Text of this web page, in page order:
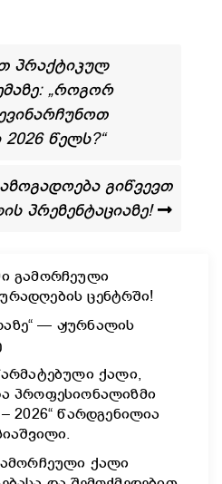
პრაქტიკულ
„როგორ
წელს?“
გიწვევთ
პრეზენტაციაზე!
გამორჩეული
ცენტრში!
— ჟურნალის
ქალი,
პროფესიონალიზმი
2026“ წარდგენილია
ქალი